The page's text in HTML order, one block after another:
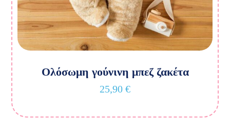
Ολόσωμη γούνινη μπεζ ζακέτα
25,90 €